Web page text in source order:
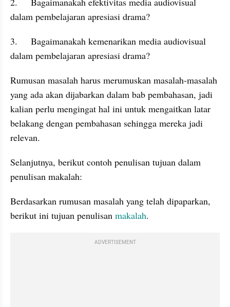
dalam pembelajaran apresiasi drama?
3.	Bagaimanakah kemenarikan media audiovisual
dalam pembelajaran apresiasi drama?
Rumusan masalah harus merumuskan masalah-masalah
yang ada akan dijabarkan dalam bab pembahasan, jadi
kalian perlu mengingat hal ini untuk mengaitkan latar
belakang dengan pembahasan sehingga mereka jadi
relevan.
Selanjutnya, berikut contoh penulisan tujuan dalam
penulisan makalah:
Berdasarkan rumusan masalah yang telah dipaparkan,
berikut ini tujuan penulisan makalah.
ADVERTISEMENT